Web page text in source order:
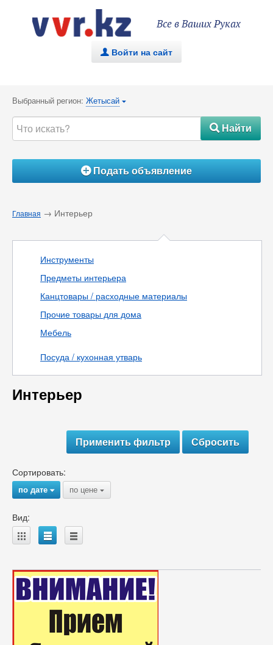
Все в Ваших Руках
. Войти на сайт
Выбранный регион: Жетысай {
#Найти
ÁПодать объявление
Главная → Интерьер
Инструменты
Предметы интерьера
Канцтовары / расходные материалы
Прочие товары для дома
Мебель
Посуда / кухонная утварь
Интерьер
Сортировать:
по дате{ по цене {
Вид:
A B C